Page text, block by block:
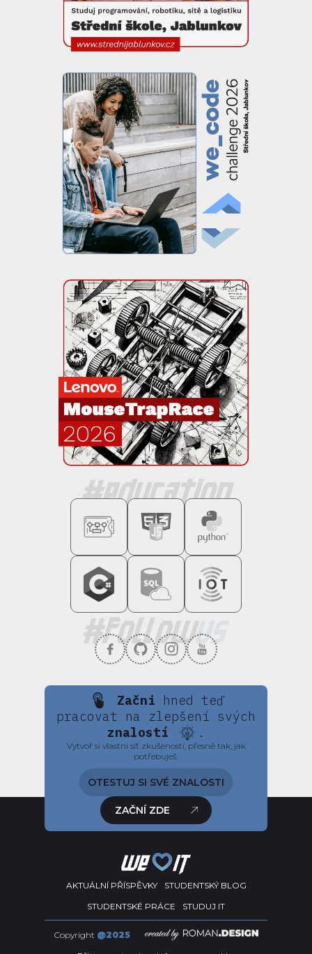
Začni hned teď
pracovat na zlepšení svých
znalostí
.
Vytvoř si vlastní síť zkušeností, přesně tak, jak
potřebuješ.
OTESTUJ SI SVÉ ZNALOSTI
ZAČNÍ ZDE
AKTUÁLNÍ PŘÍSPĚVKY
STUDENTSKÝ BLOG
STUDENTSKÉ PRÁCE
STUDUJ IT
Copyright @2025